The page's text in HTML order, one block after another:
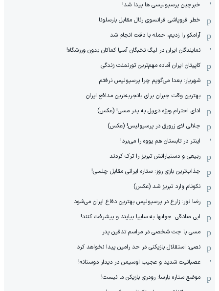
خبرچین پرسپولیسی ها پیدا شد!
خطر فروپاشی فرانسوی رئال مقابل بارسلونا
آرامکو را زدیم، حمله با دقت انجام شد
نمایندگان ایران در لیگ نخبگان آسیا کماکان بدون ورزشگاه!
کاپیتان ایران آماده مهم‌ترین تورنمنت زندگی
شهریار: بعدا می‌گویم چرا پرسپولیس نرفتم
بهترین وقت جبران برای باتجربه‌ترین مدافع ایران
ادای احترام ویژه دی‌پل به پدر مسی! (عکس)
جلالی لای زرورق در پرسپولیس! (عکس)
اینتر در تابستان هم یووه را می‌برد!
ربیعی و دستیارانش تبریز را ترک کردند
جذاب‌ترین بازی روز: ستاره ایرانی مقابل چلسی!
نکونام وارد تبریز شد (عکس)
رضا نور: زارع در پرسپولیس بهترین دفاع ایران می‌شود
ابی صادقی: جوانها به سایپا بیایند و پیشرفت کنند!
مسی با جت شخصی در مراسم تدفین پدر
نصی: استقلال بازیکنی در حد رامین پیدا نخواهد کرد
عصبانیت شدید و عجیب اوسیمن در دیدار دوستانه!
موضع ستاره بارسا: رودری بازیکن ما نیست!